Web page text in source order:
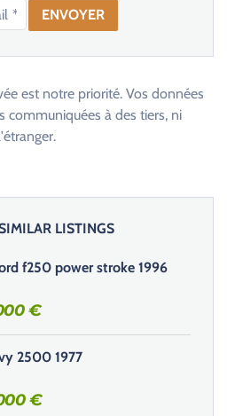
est notre priorité. Vos données
communiquées à des tiers, ni
LISTINGS
f250 power stroke 1996
€
2500 1977
€